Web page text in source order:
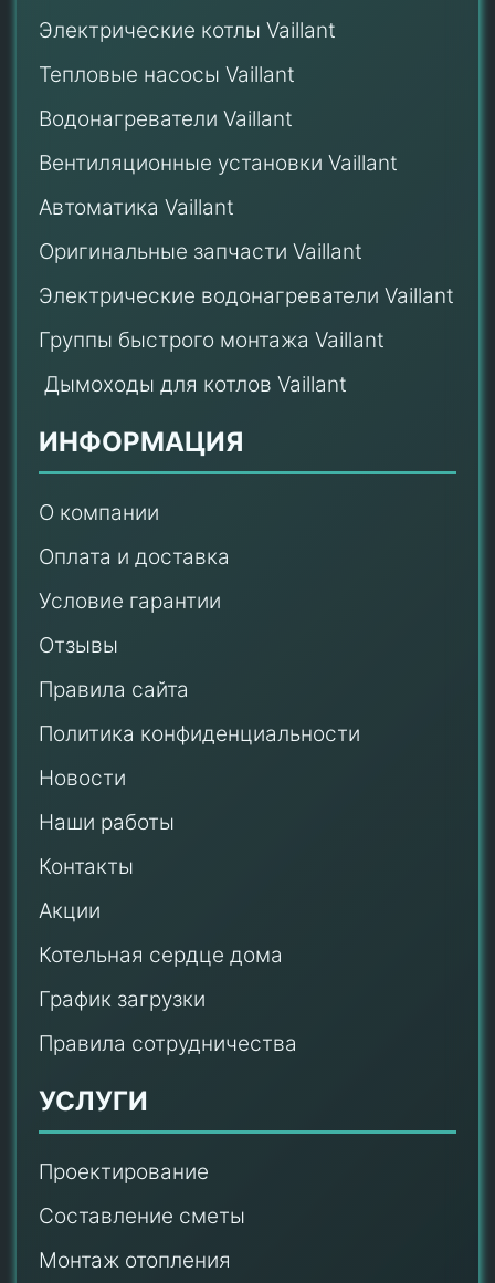
Электрические котлы Vaillant
Тепловые насосы Vaillant
Водонагреватели Vaillant
Вентиляционные установки Vaillant
Автоматика Vaillant
Оригинальные запчасти Vaillant
Электрические водонагреватели Vaillant
Группы быстрого монтажа Vaillant
Дымоходы для котлов Vaillant
ИНФОРМАЦИЯ
О компании
Оплата и доставка
Условие гарантии
Отзывы
Правила сайта
Политика конфиденциальности
Новости
Наши работы
Контакты
Акции
Котельная сердце дома
График загрузки
Правила сотрудничества
УСЛУГИ
Проектирование
Составление сметы
Монтаж отопления